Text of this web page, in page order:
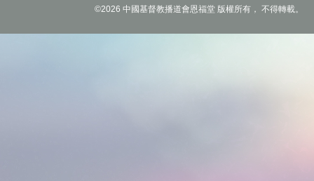
©2026 中國基督教播道會恩福堂 版權所有， 不得轉載。